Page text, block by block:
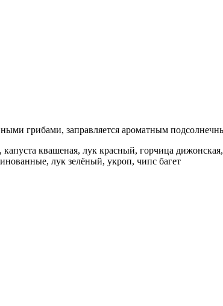
грибами, заправляется ароматным
квашеная, лук красный, горчица
лук зелёный, укроп, чипс багет